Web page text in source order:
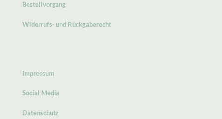
Bestellvorgang
Widerrufs- und Rückgaberecht
Impressum
Social Media
Datenschutz